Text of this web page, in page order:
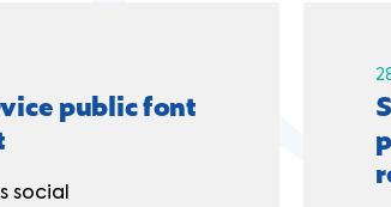
public font
social